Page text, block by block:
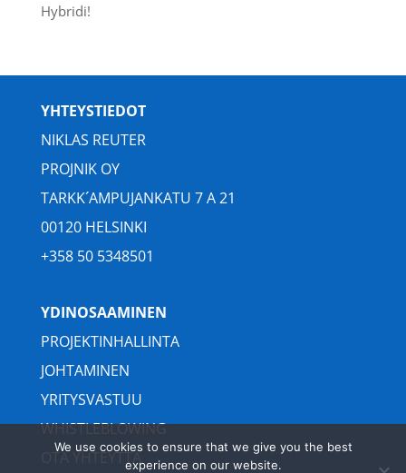
Hybridi!
YHTEYSTIEDOT
NIKLAS REUTER
PROJNIK OY
TARKK´AMPUJANKATU 7 A 21
00120 HELSINKI
+358 50 5348501
YDINOSAAMINEN
PROJEKTINHALLINTA
JOHTAMINEN
YRITYSVASTUU
WHISTLEBLOWING
OTA YHTEYTTÄ
We use cookies to ensure that we give you the best
experience on our website.